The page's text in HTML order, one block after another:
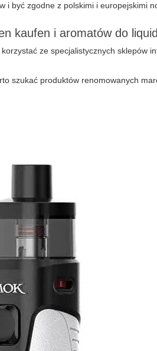
i być zgodne z polskimi i europejskimi
kaufen i aromatów do
korzystać ze specjalistycznych sklepów
szukać produktów renomowanych